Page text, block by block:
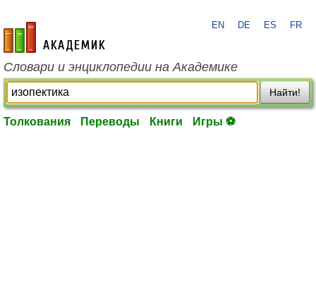
academic.ru
EN DE ES FR
Словари и энциклопедии на Академике
Найти!
Толкования Переводы Книги Игры ⚽